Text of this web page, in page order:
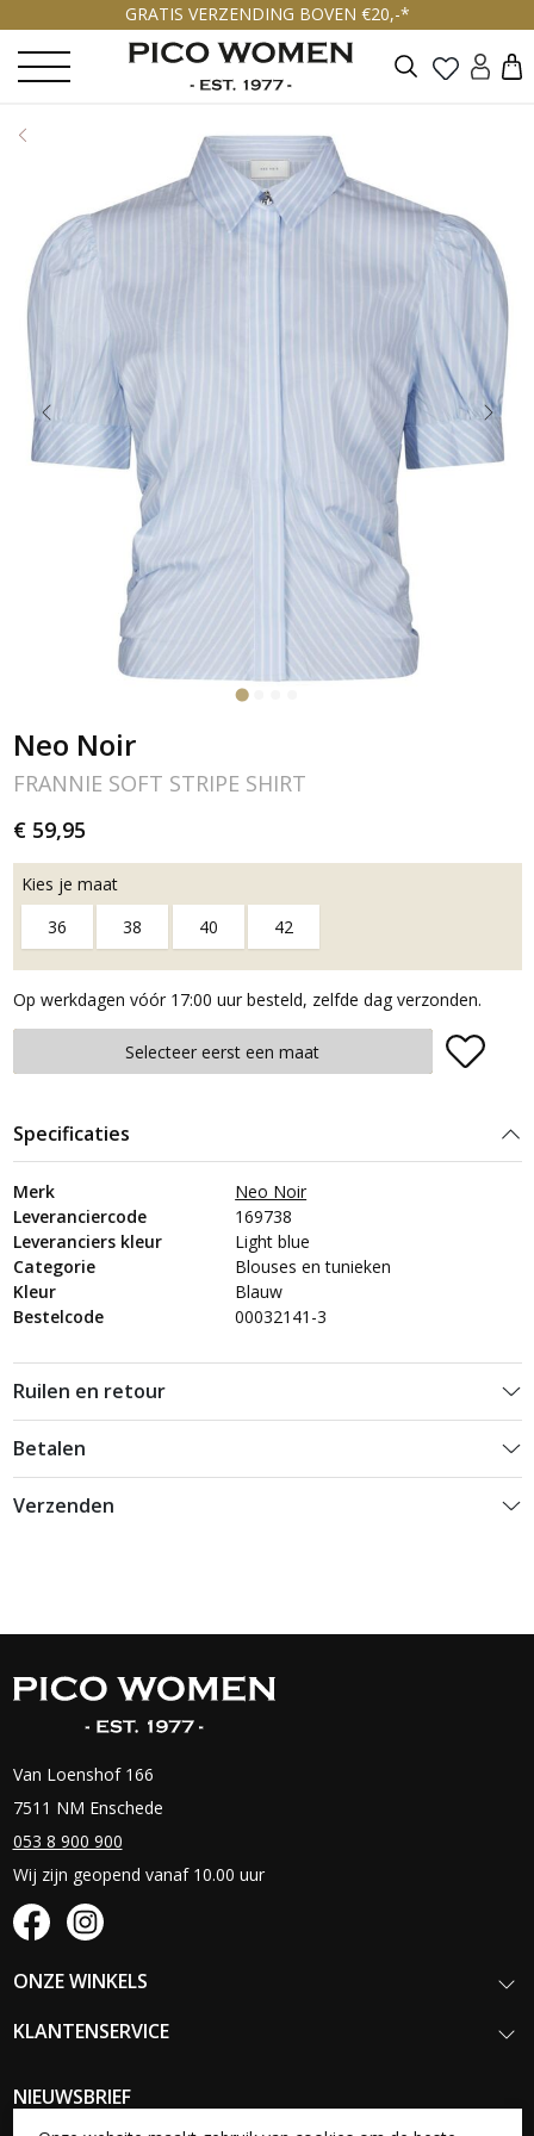
GRATIS VERZENDING BOVEN €20,-*
Zoeken
Neo Noir
FRANNIE SOFT STRIPE SHIRT
€ 59,95
Kies je maat
36
38 40 42
Op werkdagen vóór 17:00 uur besteld, zelfde dag verzonden.
Plaats in winkelmand
Selecteer eerst een maat
Specificaties
Merk
Neo Noir
Leveranciercode
169738
Leveranciers kleur
Light blue
Categorie
Blouses en tunieken
Kleur
Blauw
Bestelcode
00032141-3
Ruilen en retour
Betalen
Verzenden
Van Loenshof 166
7511 NM Enschede
053 8 900 900
Wij zijn geopend vanaf 10.00 uur
ONZE WINKELS
KLANTENSERVICE
NIEUWSBRIEF
Schrijf je in voor onze nieuwsbrief en blijf op de hoogte van onze